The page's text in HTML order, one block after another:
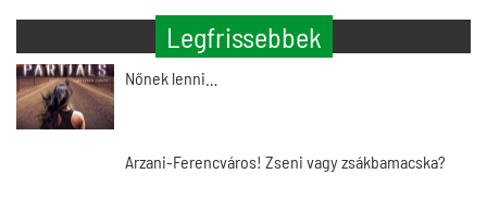
Legfrissebbek
Nőnek lenni…
Arzani-Ferencváros! Zseni vagy zsákbamacska?